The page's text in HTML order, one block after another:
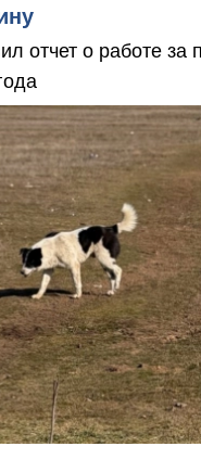
отчет о работе за